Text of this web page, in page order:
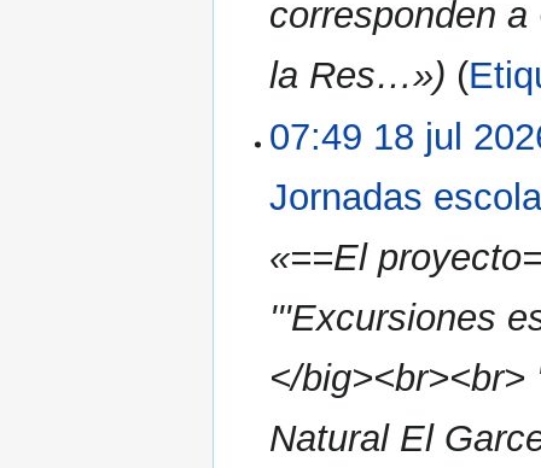
corresponden a
la Res…»)
07:49 18 jul
Jornadas
«==El
'''Excursiones
</
Natural El